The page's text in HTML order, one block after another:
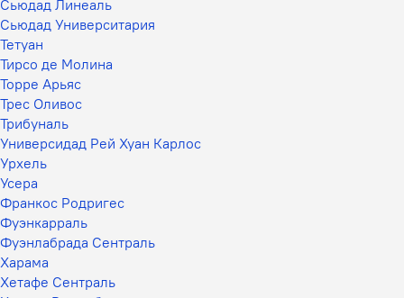
Сьюдад Линеаль
Сьюдад Университария
Тетуан
Тирсо де Молина
Торре Арьяс
Трес Оливос
Трибуналь
Универсидад Рей Хуан Карлос
Урхель
Усера
Франкос Родригес
Фуэнкарраль
Фуэнлабрада Сентраль
Харама
Хетафе Сентраль